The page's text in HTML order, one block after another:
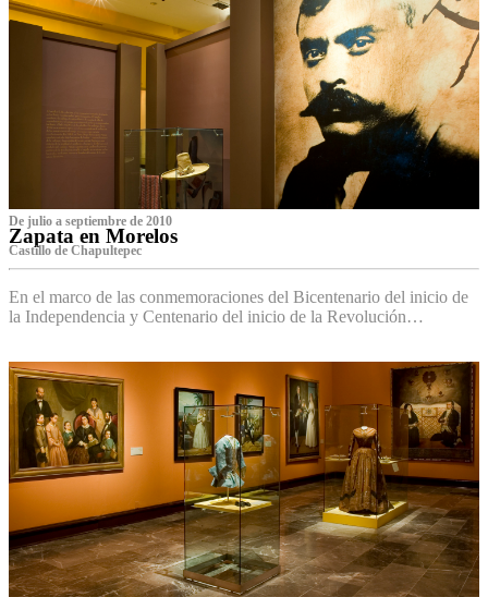
De julio a septiembre de 2010
Zapata en Morelos
Castillo de Chapultepec
En el marco de las conmemoraciones del Bicentenario del inicio de
la Independencia y Centenario del inicio de la Revolución…